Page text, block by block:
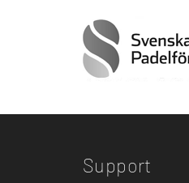
Support